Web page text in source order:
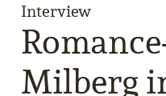
Interview
Milberg